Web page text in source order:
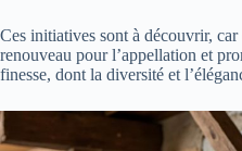
Ces initiatives sont à découvrir,
renouveau pour l’appellation et
finesse, dont la diversité et